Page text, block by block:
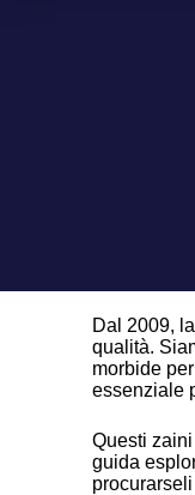
Dal 2009,
qualità.
morbide
essenziale
Questi
guida